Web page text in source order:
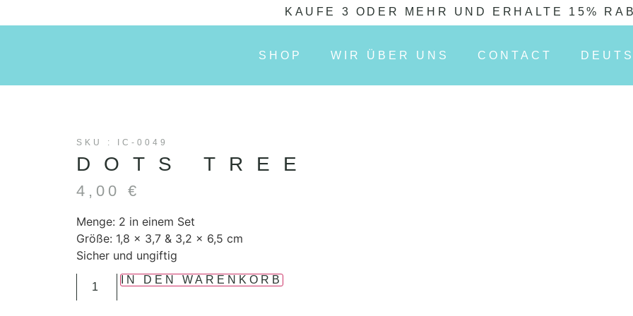
KAUFE 3 ODER MEHR UND ERHALTE 15%
SHOP WIR ÜBER UNS CONTACT
SKU : IC-0049
DOTS TREE
4,00 €
Menge: 2 in einem Set
Größe: 1,8 x 3,7 & 3,2 x 6,5 cm
Sicher und ungiftig
IN DEN WARENKORB